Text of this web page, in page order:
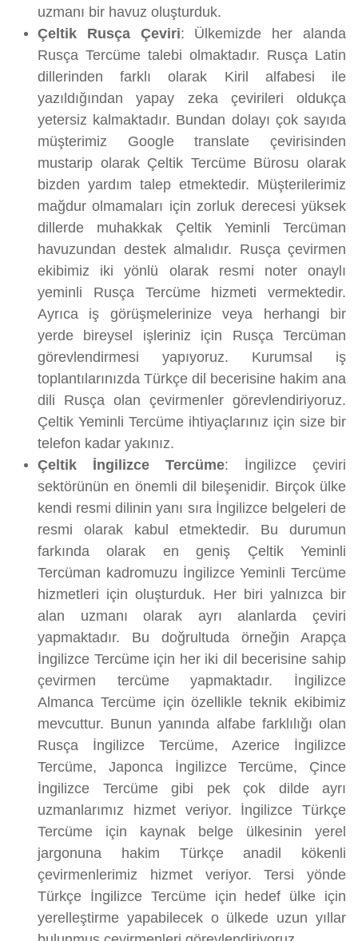
uzmanı bir havuz oluşturduk.
Çeltik Rusça Çeviri: Ülkemizde her alanda
Rusça Tercüme talebi olmaktadır. Rusça Latin
dillerinden farklı olarak Kiril alfabesi ile
yazıldığından yapay zeka çevirileri oldukça
yetersiz kalmaktadır. Bundan dolayı çok sayıda
müşterimiz Google translate çevirisinden
mustarip olarak Çeltik Tercüme Bürosu olarak
bizden yardım talep etmektedir. Müşterilerimiz
mağdur olmamaları için zorluk derecesi yüksek
dillerde muhakkak Çeltik Yeminli Tercüman
havuzundan destek almalıdır. Rusça çevirmen
ekibimiz iki yönlü olarak resmi noter onaylı
yeminli Rusça Tercüme hizmeti vermektedir.
Ayrıca iş görüşmelerinize veya herhangi bir
yerde bireysel işleriniz için Rusça Tercüman
görevlendirmesi yapıyoruz. Kurumsal iş
toplantılarınızda Türkçe dil becerisine hakim ana
dili Rusça olan çevirmenler görevlendiriyoruz.
Çeltik Yeminli Tercüme ihtiyaçlarınız için size bir
telefon kadar yakınız.
Çeltik İngilizce Tercüme: İngilizce çeviri
sektörünün en önemli dil bileşenidir. Birçok ülke
kendi resmi dilinin yanı sıra İngilizce belgeleri de
resmi olarak kabul etmektedir. Bu durumun
farkında olarak en geniş Çeltik Yeminli
Tercüman kadromuzu İngilizce Yeminli Tercüme
hizmetleri için oluşturduk. Her biri yalnızca bir
alan uzmanı olarak ayrı alanlarda çeviri
yapmaktadır. Bu doğrultuda örneğin Arapça
İngilizce Tercüme için her iki dil becerisine sahip
çevirmen tercüme yapmaktadır. İngilizce
Almanca Tercüme için özellikle teknik ekibimiz
mevcuttur. Bunun yanında alfabe farklılığı olan
Rusça İngilizce Tercüme, Azerice İngilizce
Tercüme, Japonca İngilizce Tercüme, Çince
İngilizce Tercüme gibi pek çok dilde ayrı
uzmanlarımız hizmet veriyor. İngilizce Türkçe
Tercüme için kaynak belge ülkesinin yerel
jargonuna hakim Türkçe anadil kökenli
çevirmenlerimiz hizmet veriyor. Tersi yönde
Türkçe İngilizce Tercüme için hedef ülke için
yerelleştirme yapabilecek o ülkede uzun yıllar